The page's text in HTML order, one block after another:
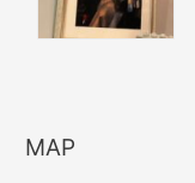
MAP